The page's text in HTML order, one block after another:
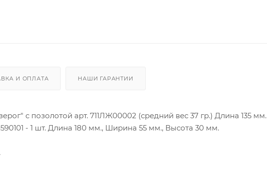
И ОПЛАТА НАШИ ГАРАНТИИ
с позолотой арт. 711ЛЖ00002 (средний вес 37 гр.) Длина 135 мм.
- 1 шт. Длина 180 мм., Ширина 55 мм., Высота 30 мм.